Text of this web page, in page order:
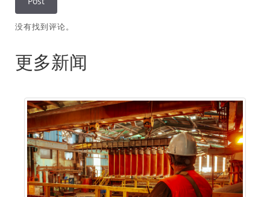
没有找到评论。
更多新闻